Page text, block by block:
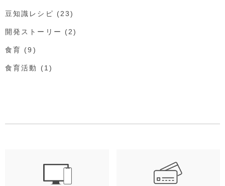
豆知識レシピ (23)
開発ストーリー (2)
食育 (9)
食育活動 (1)